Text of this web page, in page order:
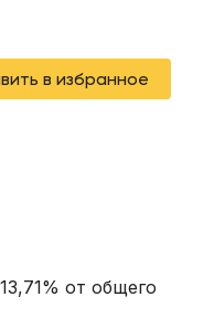
в избранное
от общего